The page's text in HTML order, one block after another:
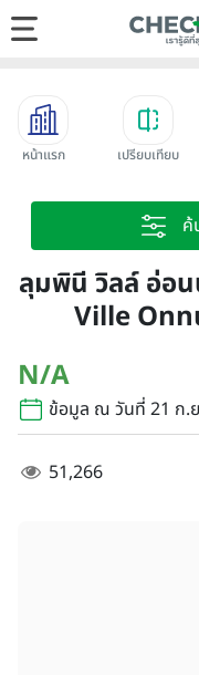
หน้าแรก เปรียบเทียบ
ค้
ลุมพินี วิลล์ อ่อ
Ville
N/A
ข้อมูล ณ วันที่ 21 ก.
51,266